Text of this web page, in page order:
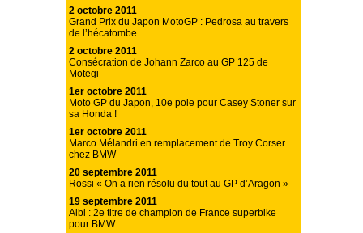
2 octobre 2011
Grand Prix du Japon MotoGP : Pedrosa au travers
de l’hécatombe
2 octobre 2011
Consécration de Johann Zarco au GP 125 de
Motegi
1er octobre 2011
Moto GP du Japon, 10e pole pour Casey Stoner sur
sa Honda !
1er octobre 2011
Marco Mélandri en remplacement de Troy Corser
chez BMW
20 septembre 2011
Rossi « On a rien résolu du tout au GP d’Aragon »
19 septembre 2011
Albi : 2e titre de champion de France superbike
pour BMW